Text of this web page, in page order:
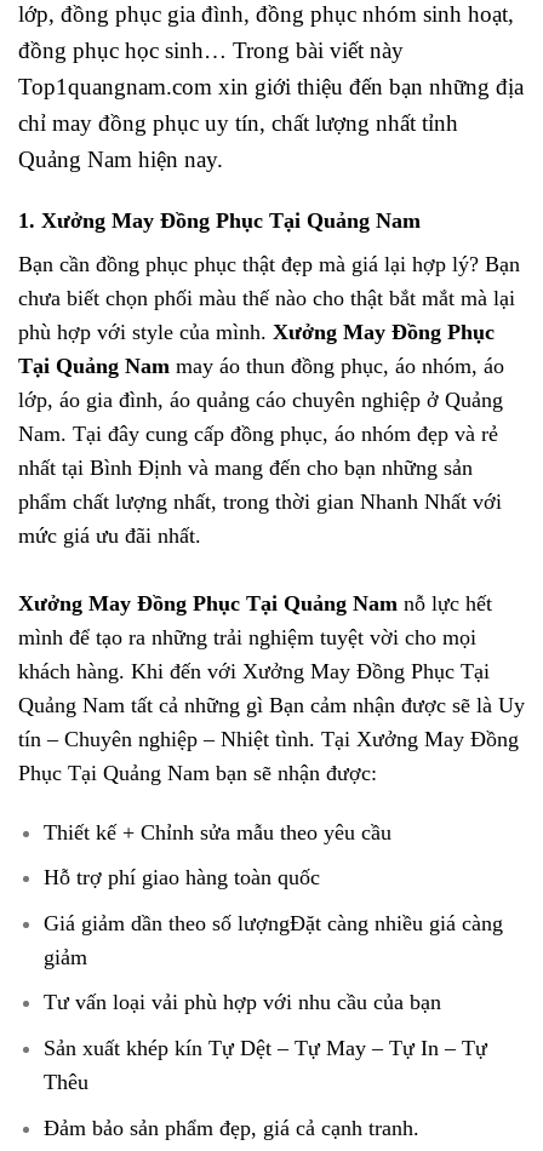
lớp, đồng phục gia đình, đồng phục nhóm sinh hoạt,
đồng phục học sinh… Trong bài viết này
Top1quangnam.com xin giới thiệu đến bạn những địa
chỉ may đồng phục uy tín, chất lượng nhất tỉnh
Quảng Nam hiện nay.
1. Xưởng May Đồng Phục Tại Quảng Nam
Bạn cần đồng phục phục thật đẹp mà giá lại hợp lý? Bạn
chưa biết chọn phối màu thế nào cho thật bắt mắt mà lại
phù hợp với style của mình. Xưởng May Đồng Phục
Tại Quảng Nam may áo thun đồng phục, áo nhóm, áo
lớp, áo gia đình, áo quảng cáo chuyên nghiệp ở Quảng
Nam. Tại đây cung cấp đồng phục, áo nhóm đẹp và rẻ
nhất tại Bình Định và mang đến cho bạn những sản
phẩm chất lượng nhất, trong thời gian Nhanh Nhất với
mức giá ưu đãi nhất.
Xưởng May Đồng Phục Tại Quảng Nam nỗ lực hết
mình để tạo ra những trải nghiệm tuyệt vời cho mọi
khách hàng. Khi đến với Xưởng May Đồng Phục Tại
Quảng Nam tất cả những gì Bạn cảm nhận được sẽ là Uy
tín – Chuyên nghiệp – Nhiệt tình. Tại Xưởng May Đồng
Phục Tại Quảng Nam bạn sẽ nhận được:
Thiết kế + Chỉnh sửa mẫu theo yêu cầu
Hỗ trợ phí giao hàng toàn quốc
Giá giảm dần theo số lượngĐặt càng nhiều giá càng
giảm
Tư vấn loại vải phù hợp với nhu cầu của bạn
Sản xuất khép kín Tự Dệt – Tự May – Tự In – Tự
Thêu
Đảm bảo sản phẩm đẹp, giá cả cạnh tranh.